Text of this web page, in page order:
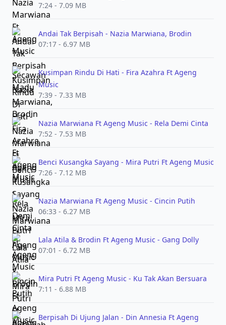
7:24 - 7.09 MB
Andai Tak Berpisah - Nazia Marwiana, Brodin
07:17 - 6.97 MB
Kusimpan Rindu Di Hati - Fira Azahra Ft Ageng
Music
7:39 - 7.33 MB
Nazia Marwiana Ft Ageng Music - Rela Demi Cinta
7:52 - 7.53 MB
Benci Kusangka Sayang - Mira Putri Ft Ageng Music
7:26 - 7.12 MB
Nazia Marwiana Ft Ageng Music - Cincin Putih
06:33 - 6.27 MB
Lala Atila & Brodin Ft Ageng Music - Gang Dolly
07:01 - 6.72 MB
Mira Putri Ft Ageng Music - Ku Tak Akan Bersuara
7:11 - 6.88 MB
Berpisah Di Ujung Jalan - Din Annesia Ft Ageng